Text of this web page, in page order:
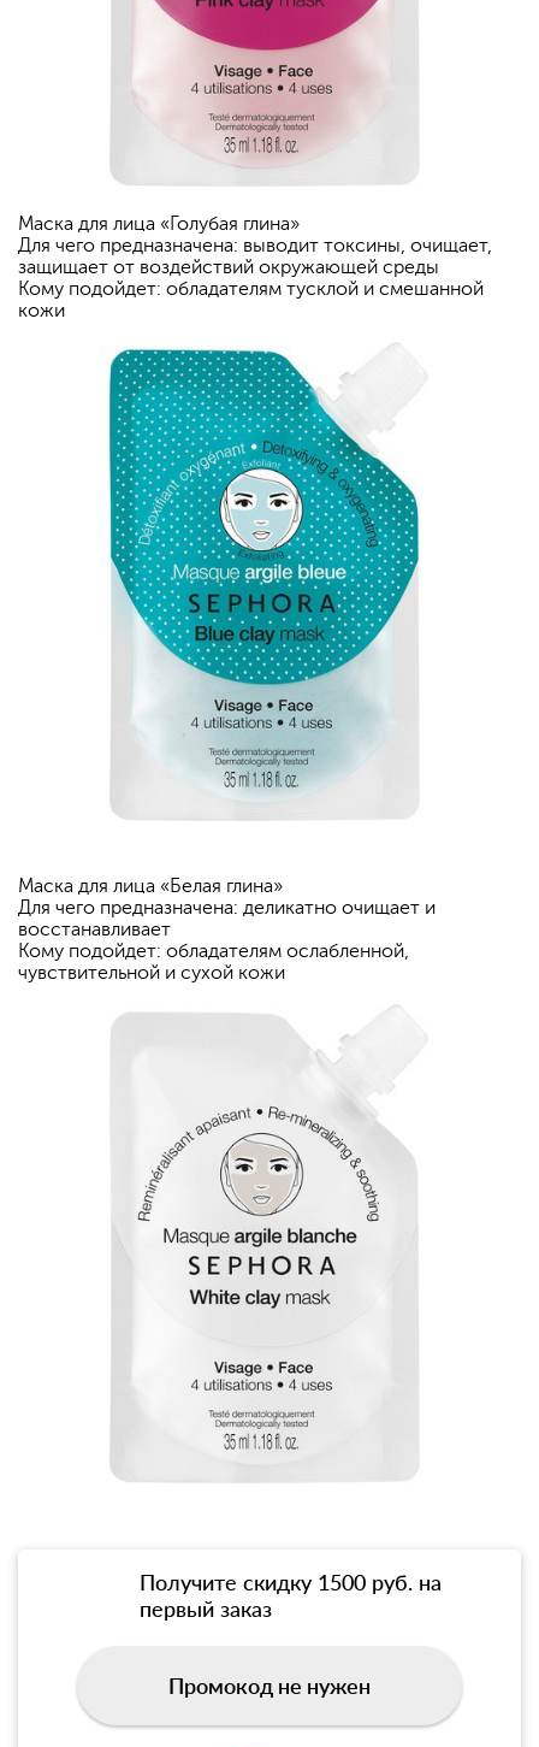
Маска для лица «Голубая глина»
Для чего предназначена: выводит токсины, очищает,
защищает от воздействий окружающей среды
Кому подойдет: обладателям тусклой и смешанной
кожи
Маска для лица «Белая глина»
Для чего предназначена: деликатно очищает и
восстанавливает
Кому подойдет: обладателям ослабленной,
чувствительной и сухой кожи
Получите скидку 1500 руб. на
первый заказ
Промокод не нужен